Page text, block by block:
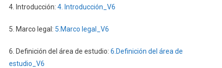
METÁLICOS,
EL
4. Introducción: 4. Introducción_V6
5. Marco legal: 5.Marco legal_V6
6. Definición del área de estudio: 6.Definición del área de
estudio_V6